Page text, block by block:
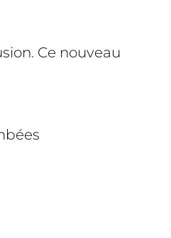
Ce nouveau